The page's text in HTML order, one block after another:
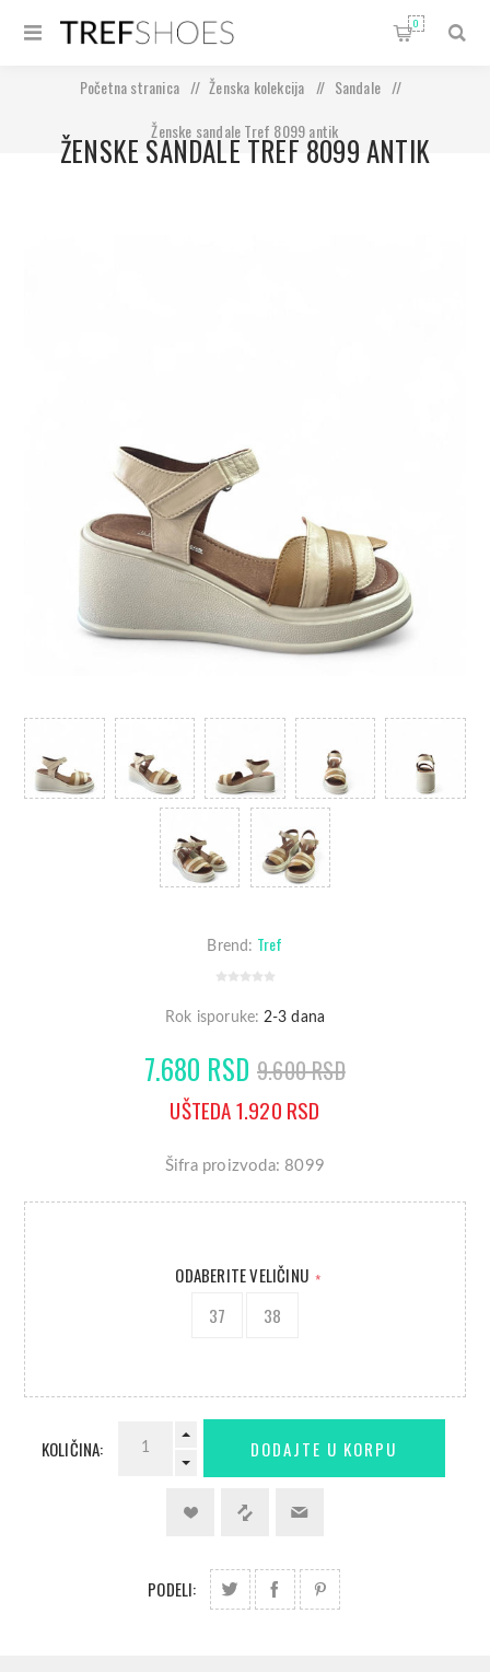
0
Početna stranica / Ženska kolekcija / Sandale
/
Ženske sandale Tref 8099 antik
ŽENSKE SANDALE TREF 8099 ANTIK
Brend: Tref
Rok isporuke: 2-3 dana
7.680 RSD 9.600 RSD
UŠTEDA 1.920 RSD
Šifra proizvoda: 8099
ODABERITE VELIČINU *
37 38
KOLIČINA:
PODELI: